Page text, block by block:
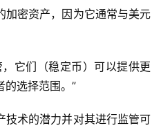
加密资产，因为它通常与美元
它们（稳定币）可以提供更
的选择范围。”
技术的潜力并对其进行监管可